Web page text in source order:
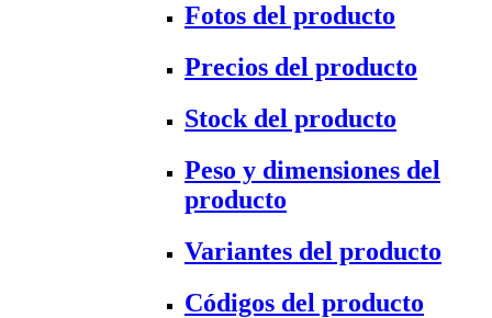
Fotos del producto
Precios del producto
Stock del producto
Peso y dimensiones del
producto
Variantes del producto
Códigos del producto